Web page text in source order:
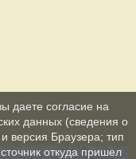
даете согласие на
данных (сведения о
версия Браузера; тип
откуда пришел